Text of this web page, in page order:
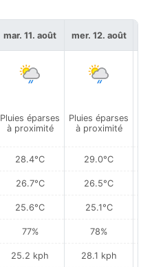
mar. 11. août
Pluies éparses
à proximité
28.4°C
26.7°C
25.6°C
77%
25.2 kph
mer. 12. août
Pluies éparses
à proximité
29.0°C
26.5°C
25.1°C
78%
28.1 kph